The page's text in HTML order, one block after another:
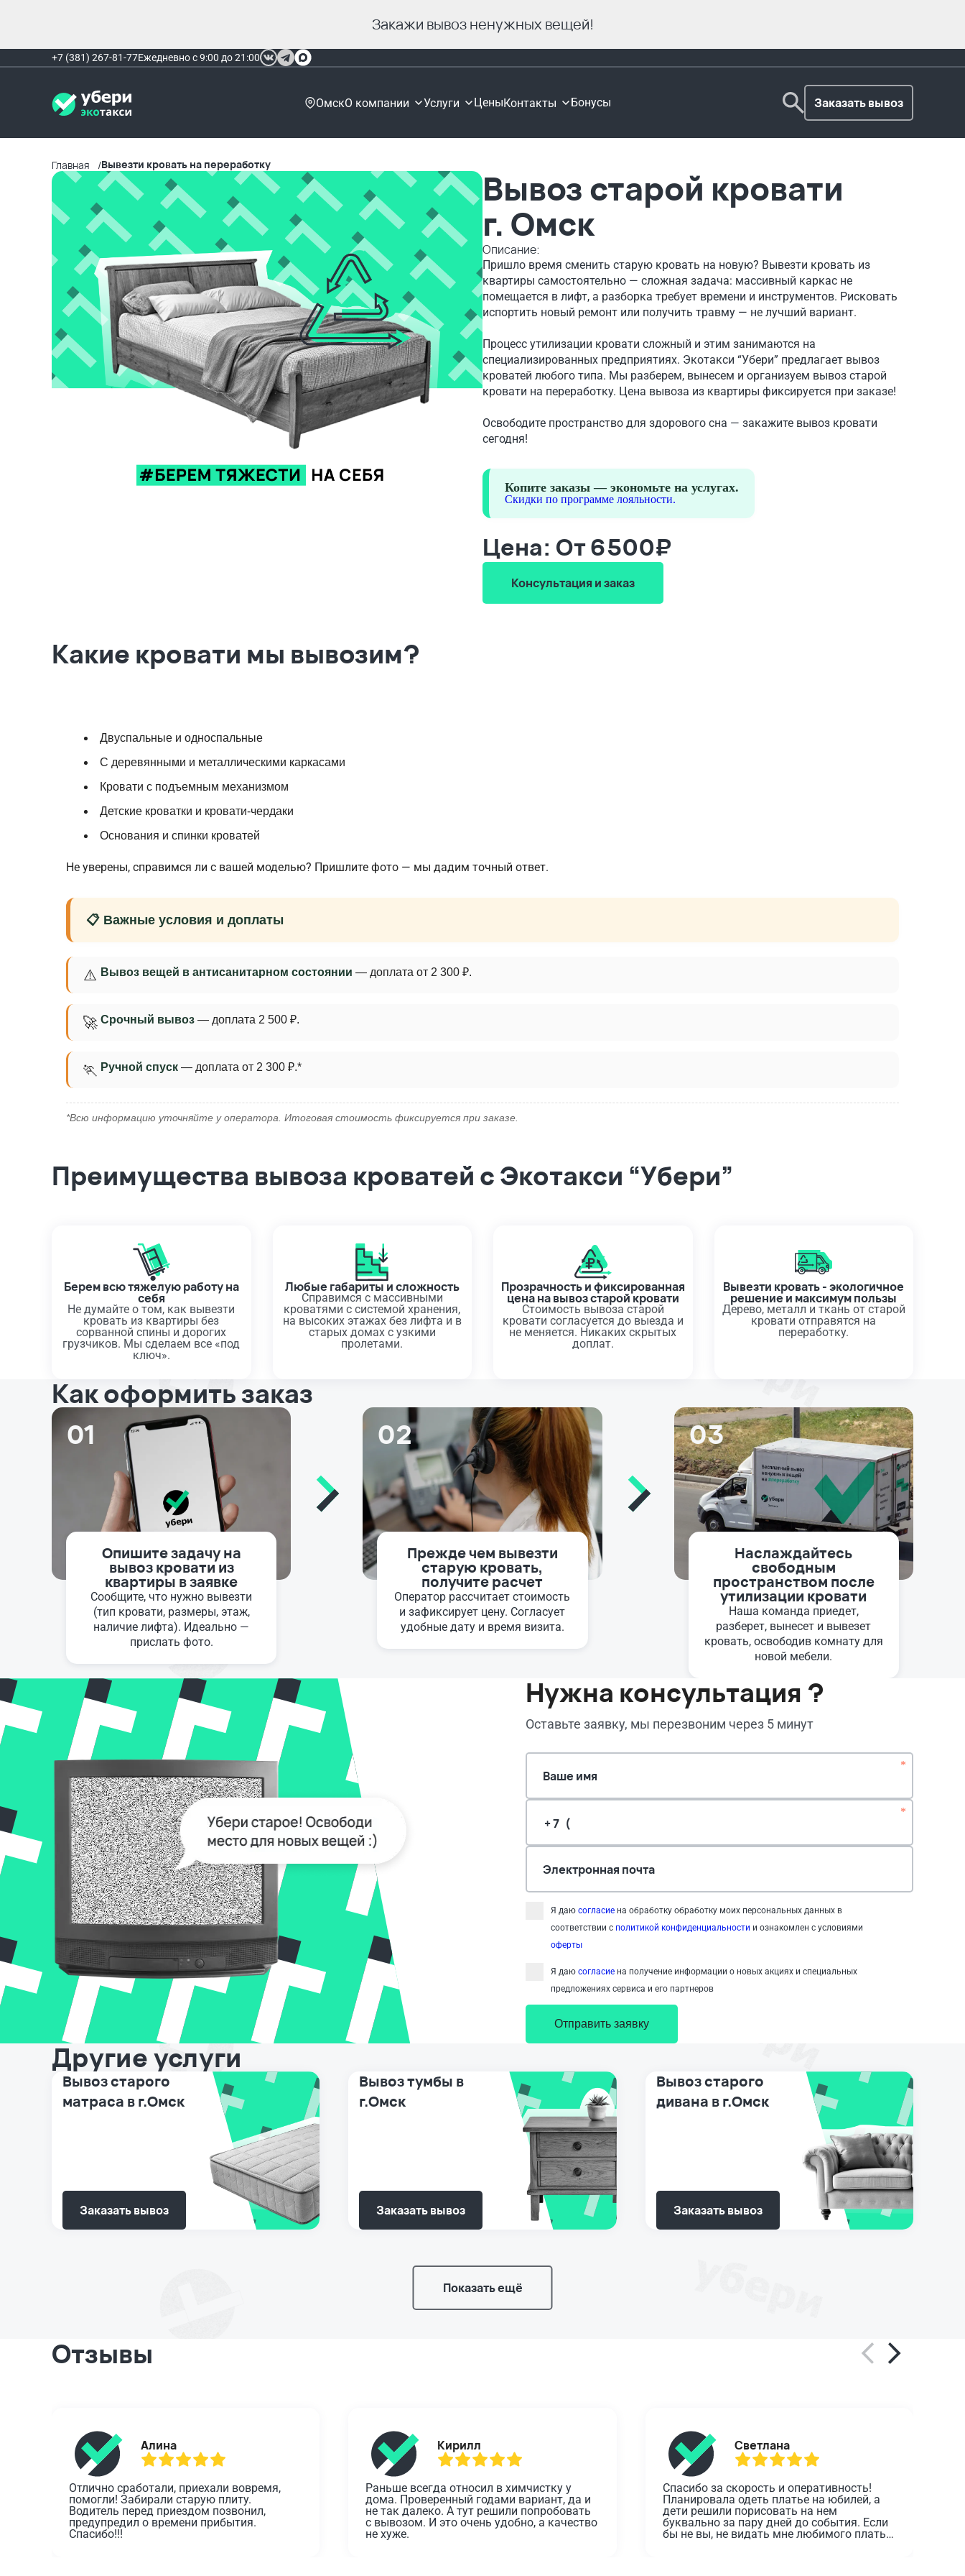
Закажи вывоз ненужных вещей!
+7 (381) 267-81-77Ежедневно с 9:00 до 21:00
ОмскО компании Услуги ЦеныКонтакты Бонусы Заказать вывоз
Главная Вывезти кровать на переработку
Вывоз старой кровати
г. Омск
Описание:
Пришло время сменить старую кровать на новую? Вывезти кровать из
квартиры самостоятельно — сложная задача: массивный каркас не
помещается в лифт, а разборка требует времени и инструментов. Рисковать
испортить новый ремонт или получить травму — не лучший вариант.
Процесс утилизации кровати сложный и этим занимаются на
специализированных предприятиях. Экотакси “Убери” предлагает вывоз
кроватей любого типа. Мы разберем, вынесем и организуем вывоз старой
кровати на переработку. Цена вывоза из квартиры фиксируется при заказе!
Освободите пространство для здорового сна — закажите вывоз кровати
сегодня!
Копите заказы — экономьте на услугах.
Скидки по программе лояльности.
Цена: От 6500₽
Консультация и заказ
Какие кровати мы вывозим?
Двуспальные и односпальные
С деревянными и металлическими каркасами
Кровати с подъемным механизмом
Детские кроватки и кровати-чердаки
Основания и спинки кроватей
Не уверены, справимся ли с вашей моделью? Пришлите фото — мы дадим точный ответ.
📋 Важные условия и доплаты
⚠️ Вывоз вещей в антисанитарном состоянии — доплата от 2 300 ₽.
🚀 Срочный вывоз — доплата 2 500 ₽.
🏃 Ручной спуск — доплата от 2 300 ₽.*
*Всю информацию уточняйте у оператора. Итоговая стоимость фиксируется при заказе.
Преимущества вывоза кроватей с Экотакси “Убери”
Берем всю тяжелую работу на
себя
Не думайте о том, как вывезти
кровать из квартиры без
сорванной спины и дорогих
грузчиков. Мы сделаем все «под
ключ».
Любые габариты и сложность
Справимся с массивными
кроватями с системой хранения,
на высоких этажах без лифта и в
старых домах с узкими
пролетами.
Прозрачность и фиксированная
цена на вывоз старой кровати
Стоимость вывоза старой
кровати согласуется до выезда и
не меняется. Никаких скрытых
доплат.
Вывезти кровать - экологичное
решение и максимум пользы
Дерево, металл и ткань от старой
кровати отправятся на
переработку.
Как оформить заказ
01
Опишите задачу на
вывоз кровати из
квартиры в заявке
Сообщите, что нужно вывезти
(тип кровати, размеры, этаж,
наличие лифта). Идеально —
прислать фото.
02
Прежде чем вывезти
старую кровать,
получите расчет
Оператор рассчитает стоимость
и зафиксирует цену. Согласует
удобные дату и время визита.
03
Наслаждайтесь
свободным
пространством после
утилизации кровати
Наша команда приедет,
разберет, вынесет и вывезет
кровать, освободив комнату для
новой мебели.
Нужна консультация ?
Оставьте заявку, мы перезвоним через 5 минут
Ваше имя
*
*
Электронная почта
Я даю согласие на обработку обработку моих персональных данных в
соответствии с политикой конфиденциальности и ознакомлен с условиями
оферты
Я даю согласие на получение информации о новых акциях и специальных
предложениях сервиса и его партнеров
Отправить заявку
Другие услуги
Вывоз старого
матраса в г.Омск
Заказать вывоз
Вывоз тумбы в
г.Омск
Заказать вывоз
Вывоз старого
дивана в г.Омск
Заказать вывоз
Показать ещё
Отзывы
Алина
Отлично сработали, приехали вовремя,
помогли! Забирали старую плиту.
Водитель перед приездом позвонил,
предупредил о времени прибытия.
Спасибо!!!
Кирилл
Раньше всегда относил в химчистку у
дома. Проверенный годами вариант, да и
не так далеко. А тут решили попробовать
с вывозом. И это очень удобно, а качество
не хуже.
Светлана
Спасибо за скорость и оперативность!
Планировала одеть платье на юбилей, а
дети решили порисовать на нем
буквально за пару дней до события. Если
бы не вы, не видать мне любимого платья